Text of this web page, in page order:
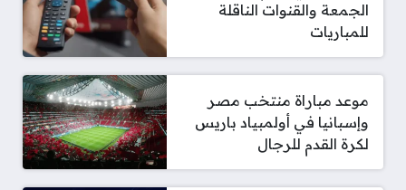
الجمعة والقنوات الناقلة
للمباريات
موعد مباراة منتخب مصر
وإسبانيا في أولمبياد باريس
لكرة القدم للرجال